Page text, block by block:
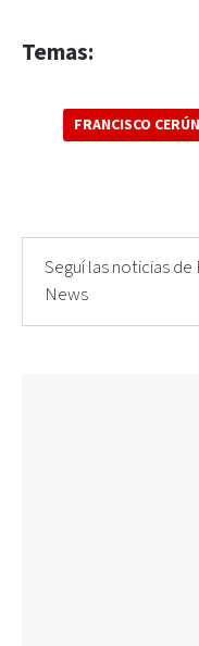
Temas:
FRANCISCO
Seguí las noticias
News